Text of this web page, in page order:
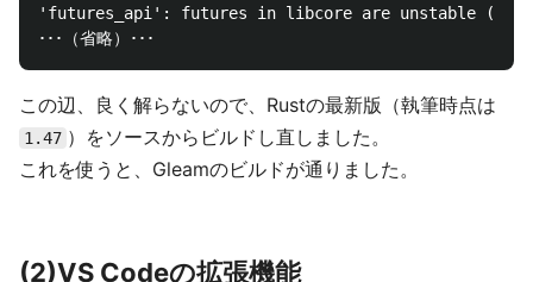
'futures_api': futures in libcore are unstable (see
この辺、良く解らないので、Rustの最新版（執筆時点は
1.47 ）をソースからビルドし直しました。
これを使うと、Gleamのビルドが通りました。
(2)VS Codeの拡張機能